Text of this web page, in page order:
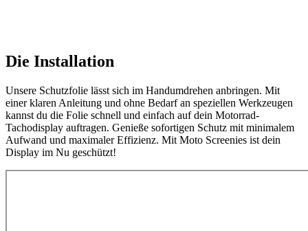
Die Installation
Unsere Schutzfolie lässt sich im Handumdrehen anbringen. Mit
einer klaren Anleitung und ohne Bedarf an speziellen Werkzeugen
kannst du die Folie schnell und einfach auf dein Motorrad-
Tachodisplay auftragen. Genieße sofortigen Schutz mit minimalem
Aufwand und maximaler Effizienz. Mit Moto Screenies ist dein
Display im Nu geschützt!